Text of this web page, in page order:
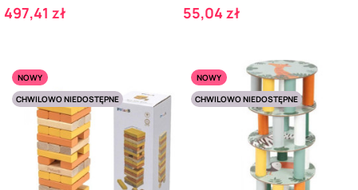
Cena
497,41 zł Cena
55,04 zł
NOWY
CHWILOWO NIEDOSTĘPNE
NOWY
CHWILOWO NIEDOSTĘPNE